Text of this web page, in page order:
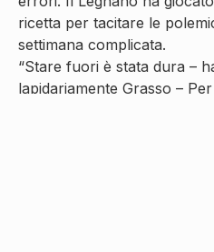
ricetta per tacitare le
settimana complicata.
“Stare fuori è stata dura –
lapidariamente Grasso –